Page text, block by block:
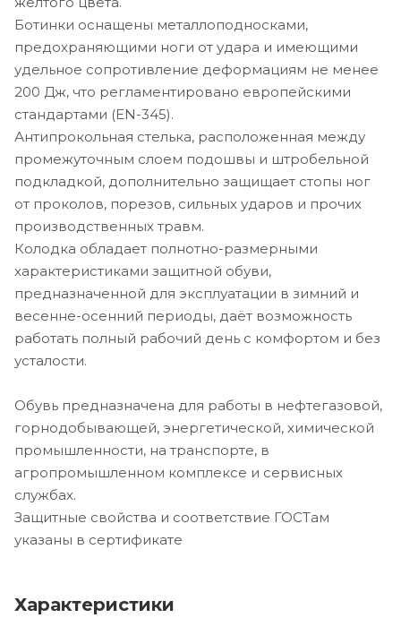
Ботинки оснащены металлоподносками,
предохраняющими ноги от удара и имеющими
удельное сопротивление деформациям не менее
200 Дж, что регламентировано европейскими
стандартами (EN-345).
Антипрокольная стелька, расположенная между
промежуточным слоем подошвы и штробельной
подкладкой, дополнительно защищает стопы ног
от проколов, порезов, сильных ударов и прочих
производственных травм.
Колодка обладает полнотно-размерными
характеристиками защитной обуви,
предназначенной для эксплуатации в зимний и
весенне-осенний периоды, даёт возможность
работать полный рабочий день с комфортом и без
усталости.
Обувь предназначена для работы в нефтегазовой,
горнодобывающей, энергетической, химической
промышленности, на транспорте, в
агропромышленном комплексе и сервисных
службах.
Защитные свойства и соответствие ГОСТам
указаны в сертификате
Характеристики